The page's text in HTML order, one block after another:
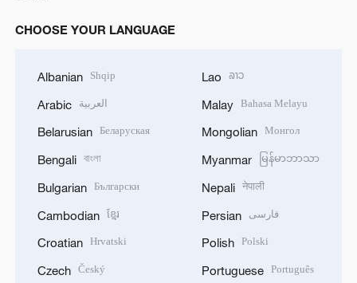
CHOOSE YOUR LANGUAGE
Albanian Shqip
Arabic العربية
Belarusian Беларуская
Bengali বাংলা
Bulgarian Български
Cambodian ខ្មែរ
Croatian Hrvatski
Czech Český
Lao ລາວ
Malay Bahasa Melayu
Mongolian Монгол
Myanmar မြန်မာဘာသာ
Nepali नेपाली
Persian فارسی
Polish Polski
Portuguese Português